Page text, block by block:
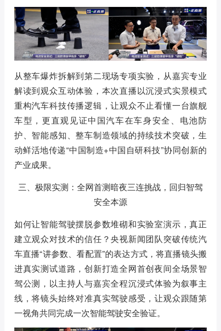
从整车爆炸拆解到第二现场专项实验，从嘉宾专业
解读到观众互动体验，本次直播以沉浸式实景模式
重构汽车科技传播逻辑，让观众不止看懂一台旗舰
车型，更直观见证中国汽车在车身安全、电池防
护、智能感知、整车制造领域的持续技术突破，生
动鲜活地传递“中国制造+中国自研科技”协同创新的
产业成果。
三、极限实测：全网首测暗夜三连挑战，回归智驾
安全本源
如何让智能驾驶摆脱参数堆砌和实验室演示，真正
建立观众对技术的信任？央视新闻团队突破传统汽
车直播“讲参数、看配置”的表达方式，将直播镜头搬
进真实测试道路，创新打造全网首创夜间全场景智
驾公测，以主持人与嘉宾全程沉浸式体验为叙事主
线，将镜头始终对准真实驾驶感受，让观众跟随第
一视角共同完成一次智能驾驶安全验证。